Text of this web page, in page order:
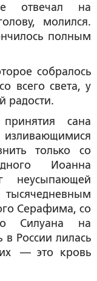
отвечал на
молился.
полным
собралось
всего света, у
радости.
сана
только со
Иоанна
неусыпающей
Серафима, со
Силуана на
России лилась
— это кровь